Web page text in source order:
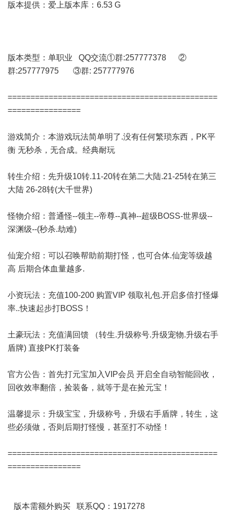
版本提供：爱上版本库：6.53 G
版本类型：单职业 QQ交流①群:257777378 ②
群:257777975 ③群: 257777976
==============================================
================
游戏简介：本游戏玩法简单明了.没有任何繁琐东西，PK平
衡 无秒杀，无合成。经典耐玩
转生介绍：先升级10转.11-20转在第二大陆.21-25转在第三
大陆 26-28转(大千世界)
怪物介绍：普通怪--领主--帝尊--真神--超级BOSS-世界级--
深渊级--(秒杀.劫难)
仙宠介绍：可以召唤帮助前期打怪，也可合体.仙宠等级越
高 后期合体血量越多.
小资玩法：充值100-200 购置VIP 领取礼包.开启多倍打怪爆
率..快速起步打BOSS！
土豪玩法：充值满回馈 （转生.升级称号.升级宠物.升级右手
盾牌) 直接PK打装备
官方公告：首先打元宝加入VIP会员 开启全自动智能回收，
回收效率翻倍，捡装备，就等于是在捡元宝！
温馨提示：升级宝宝，升级称号，升级右手盾牌，转生，这
些必须做，否则后期打怪慢，甚至打不动怪！
==============================================
================
版本需额外购买 联系QQ：1917278